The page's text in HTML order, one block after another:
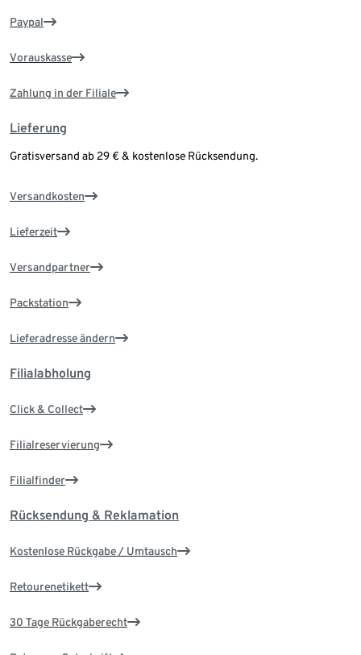
Paypal
Vorauskasse
Zahlung in der Filiale
Lieferung
Gratisversand ab 29 € & kostenlose Rücksendung.
Versandkosten
Lieferzeit
Versandpartner
Packstation
Lieferadresse ändern
Filialabholung
Click & Collect
Filialreservierung
Filialfinder
Rücksendung & Reklamation
Kostenlose Rückgabe / Umtausch
Retourenetikett
30 Tage Rückgaberecht